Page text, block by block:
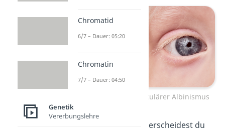
Okulokutaner und Okulärer Albinismus
Beim Albinismus unterscheidest du
Chromatid
6/7 – Dauer: 05:20
Chromatin
7/7 – Dauer: 04:50
Genetik
Vererbungslehre